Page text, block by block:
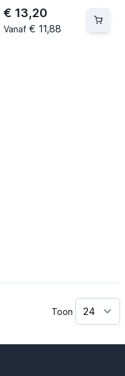
€ 13,20
Vanaf € 11,88
Toon